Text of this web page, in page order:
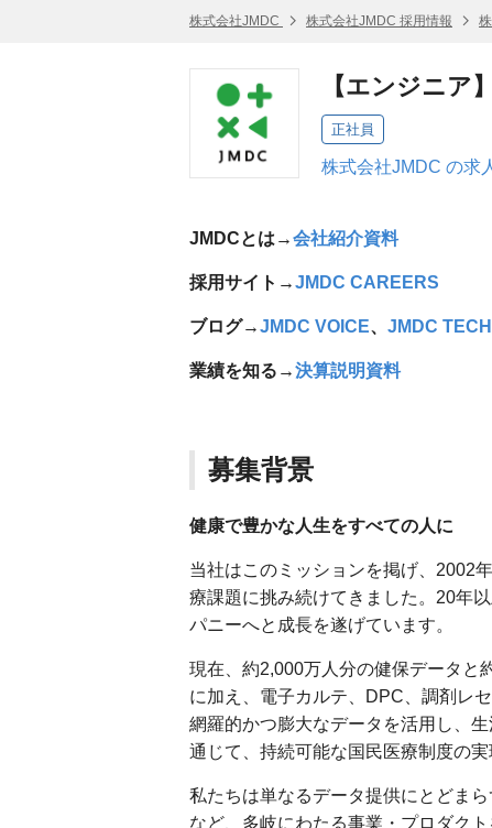
株式会社JMDC 株式会社JMDC 採用情報
【エンジニア
正社員
株式会社JMDC の求
JMDCとは→会社紹介資料
採用サイト→JMDC CAREERS
ブログ→JMDC VOICE、 JMDC
業績を知る→決算説明資料
募集背景
健康で豊かな人生をすべての人に
当社はこのミッションを掲げ、2002
療課題に挑み続けてきました。20年
パニーへと成長を遂げています。
現在、約2,000万人分の健保データと
に加え、電子カルテ、DPC、調剤レ
網羅的かつ膨大なデータを活用し、
通じて、持続可能な国民医療制度の
私たちは単なるデータ提供にとどま
など、多岐にわたる事業・プロダク